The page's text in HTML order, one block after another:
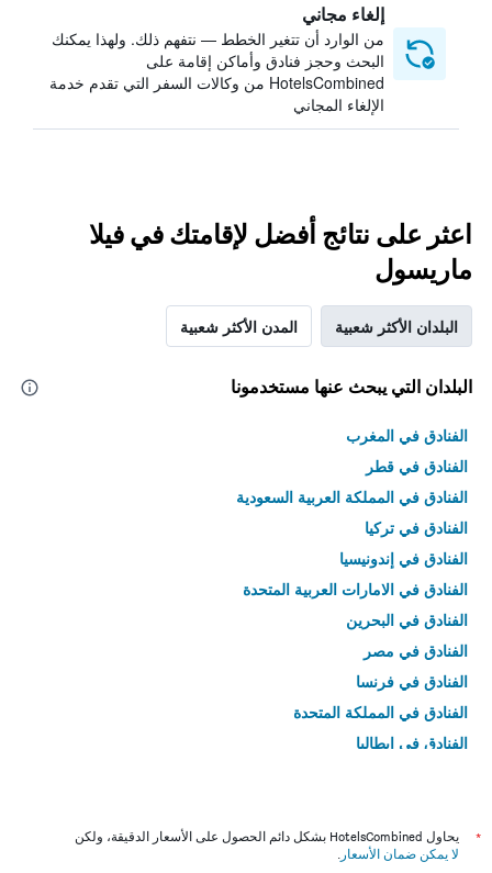
إلغاء مجاني
من الوارد أن تتغير الخطط — نتفهم ذلك. ولهذا يمكنك
البحث وحجز فنادق وأماكن إقامة على
HotelsCombined من وكالات السفر التي تقدم خدمة
الإلغاء المجاني
اعثر على نتائج أفضل لإقامتك في فيلا
ماريسول
البلدان الأكثر شعبية المدن الأكثر شعبية
البلدان التي يبحث عنها مستخدمونا
الفنادق في المغرب
الفنادق في قطر
الفنادق في المملكة العربية السعودية
الفنادق في تركيا
الفنادق في إندونيسيا
الفنادق في الامارات العربية المتحدة
الفنادق في البحرين
الفنادق في مصر
الفنادق في فرنسا
الفنادق في المملكة المتحدة
الفنادق في إيطاليا
*
يحاول HotelsCombined بشكل دائم الحصول على الأسعار الدقيقة، ولكن
لا يمكن ضمان الأسعار .